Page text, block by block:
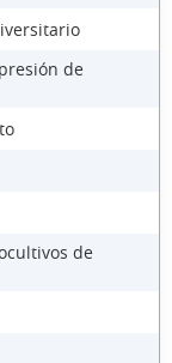
de
de